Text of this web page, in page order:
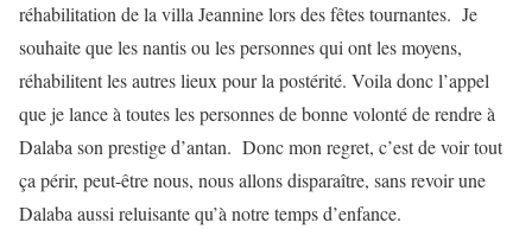
réhabilitation de la villa Jeannine lors des fêtes tournantes. Je
souhaite que les nantis ou les personnes qui ont les moyens,
réhabilitent les autres lieux pour la postérité. Voila donc l’appel
que je lance à toutes les personnes de bonne volonté de rendre à
Dalaba son prestige d’antan. Donc mon regret, c’est de voir tout
ça périr, peut-être nous, nous allons disparaître, sans revoir une
Dalaba aussi reluisante qu’à notre temps d’enfance.